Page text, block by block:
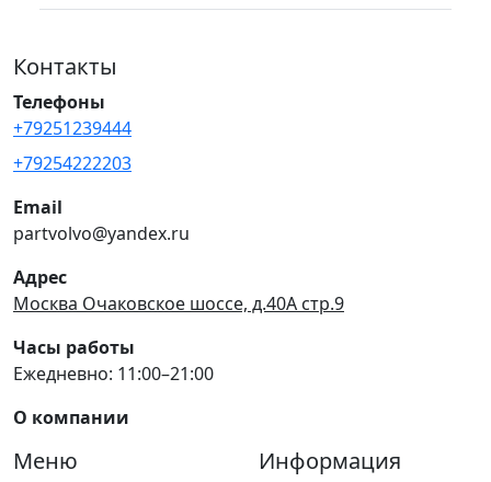
Контакты
Телефоны
+79251239444
+79254222203
Email
partvolvo@yandex.ru
Адрес
Москва Очаковское шоссе, д.40А стр.9
Часы работы
Ежедневно: 11:00–21:00
О компании
Меню Информация